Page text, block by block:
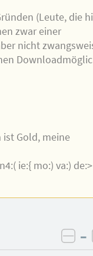
(Leute, die
zwar einer
nicht
ist Gold, meine
ie:{ mo:) va:)
–